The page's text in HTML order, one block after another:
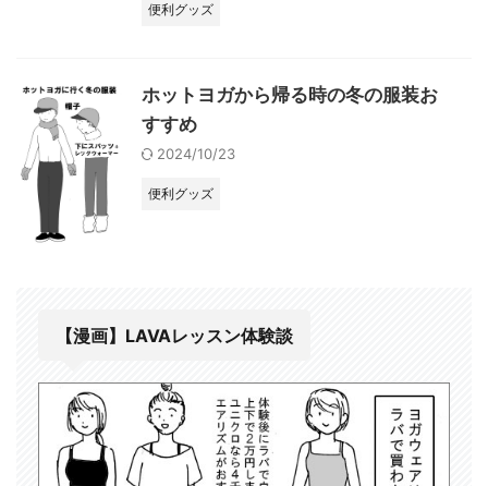
便利グッズ
ホットヨガから帰る時の冬の服装お
すすめ
2024/10/23
便利グッズ
【漫画】LAVAレッスン体験談